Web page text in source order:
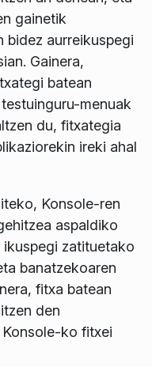
gainetik
aurreikuspegi
Gainera,
batean
menuak
du, fitxategia
ireki ahal
Konsole-ren
aspaldiko
ikuspegi zatituetako
banatzekoaren
fitxa batean
den
ko fitxei